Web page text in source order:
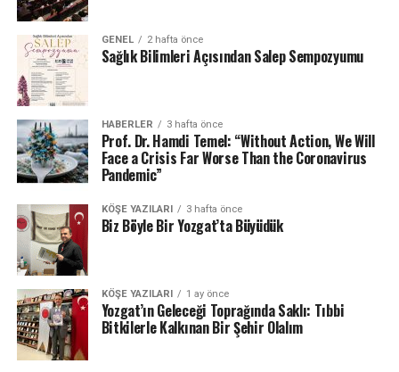
GENEL 2 hafta önce
Sağlık Bilimleri Açısından Salep Sempozyumu
HABERLER 3 hafta önce
Prof. Dr. Hamdi Temel: “Without Action, We Will
Face a Crisis Far Worse Than the Coronavirus
Pandemic”
KÖŞE YAZILARI 3 hafta önce
Biz Böyle Bir Yozgat’ta Büyüdük
KÖŞE YAZILARI 1 ay önce
Yozgat’ın Geleceği Toprağında Saklı: Tıbbi
Bitkilerle Kalkınan Bir Şehir Olalım